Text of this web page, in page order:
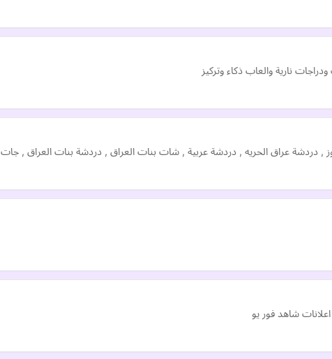
نارية والعاب ذكاء وتركيز
دردشة عراق الحريه , دردشة عربية , شات بنات العراق , دردشة بنات العراق ,
شاهد فور يو